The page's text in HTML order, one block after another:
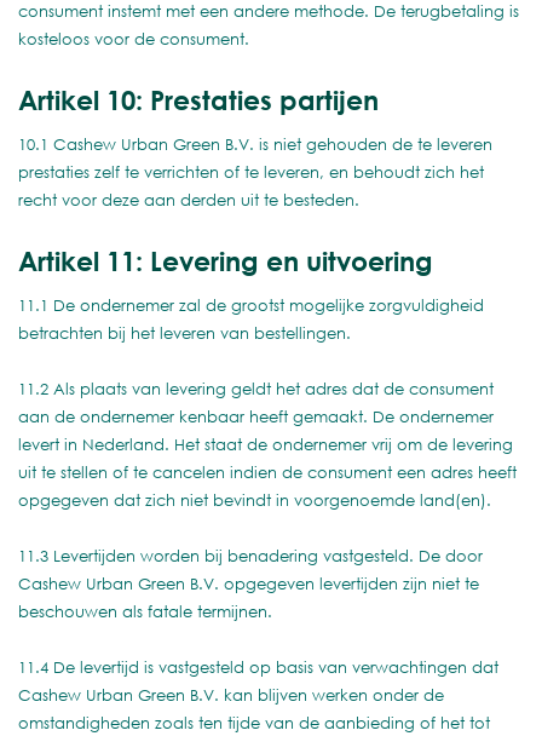
consument instemt met een andere methode. De terugbetaling is
kosteloos voor de consument.
Artikel 10: Prestaties partijen
10.1 Cashew Urban Green B.V. is niet gehouden de te leveren
prestaties zelf te verrichten of te leveren, en behoudt zich het
recht voor deze aan derden uit te besteden.
Artikel 11: Levering en uitvoering
11.1 De ondernemer zal de grootst mogelijke zorgvuldigheid
betrachten bij het leveren van bestellingen.
11.2 Als plaats van levering geldt het adres dat de consument
aan de ondernemer kenbaar heeft gemaakt. De ondernemer
levert in Nederland. Het staat de ondernemer vrij om de levering
uit te stellen of te cancelen indien de consument een adres heeft
opgegeven dat zich niet bevindt in voorgenoemde land(en).
11.3 Levertijden worden bij benadering vastgesteld. De door
Cashew Urban Green B.V. opgegeven levertijden zijn niet te
beschouwen als fatale termijnen.
11.4 De levertijd is vastgesteld op basis van verwachtingen dat
Cashew Urban Green B.V. kan blijven werken onder de
omstandigheden zoals ten tijde van de aanbieding of het tot